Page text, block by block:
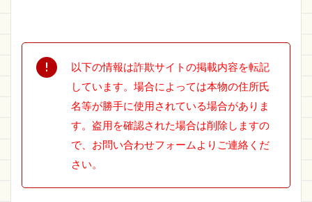
以下の情報は詐欺サイトの掲載内容を転記
しています。場合によっては本物の住所氏
名等が勝手に使用されている場合がありま
す。盗用を確認された場合は削除しますの
で、お問い合わせフォームよりご連絡くだ
さい。